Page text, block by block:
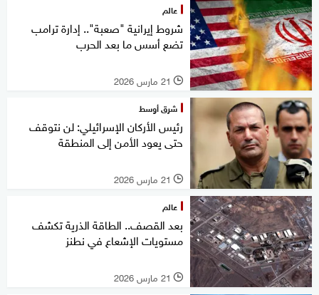
عالم
شروط إيرانية "صعبة".. إدارة ترامب
تضع أسس ما بعد الحرب
l 21 مارس 2026
شرق أوسط
رئيس الأركان الإسرائيلي: لن نتوقف
حتى يعود الأمن إلى المنطقة
l 21 مارس 2026
عالم
بعد القصف.. الطاقة الذرية تكشف
مستويات الإشعاع في نطنز
l 21 مارس 2026